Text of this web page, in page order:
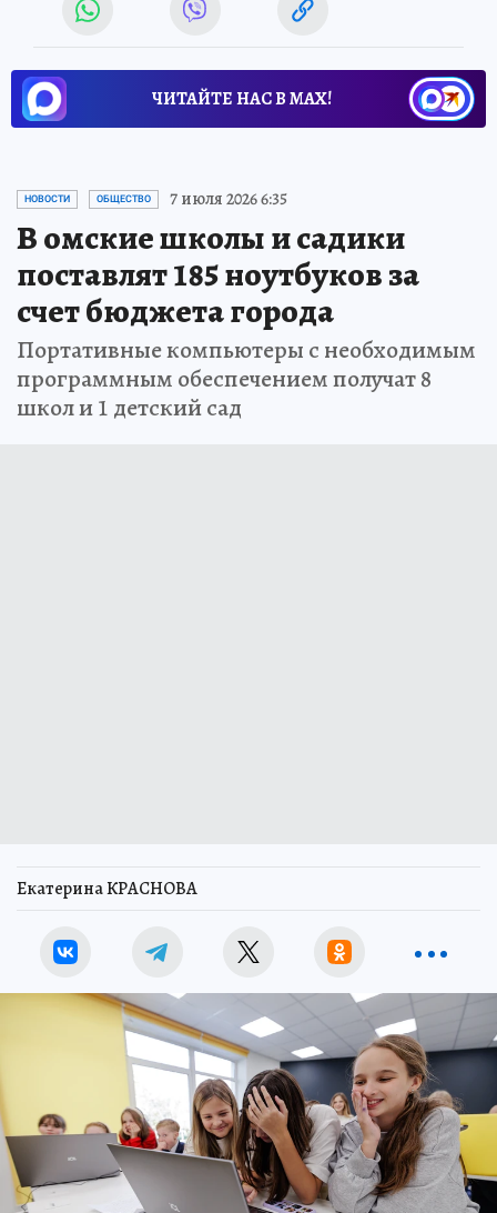
ЧИТАЙТЕ НАС В МАХ!
НОВОСТИ ОБЩЕСТВО 7 июля 2026 6:35
В омские школы и садики
поставлят 185 ноутбуков за
счет бюджета города
Портативные компьютеры с необходимым
программным обеспечением получат 8
школ и 1 детский сад
Екатерина КРАСНОВА